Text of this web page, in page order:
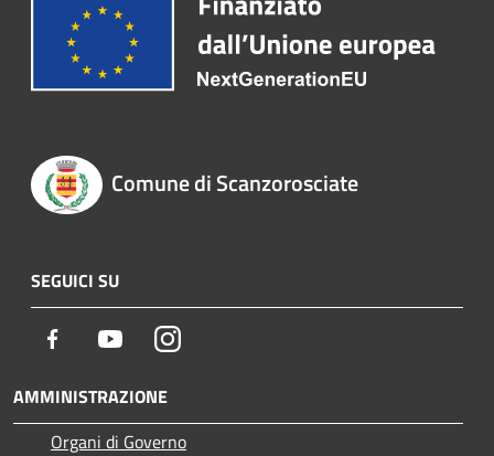
Comune di Scanzorosciate
SEGUICI SU
Facebook YoutubeInstagram
AMMINISTRAZIONE
Organi di Governo